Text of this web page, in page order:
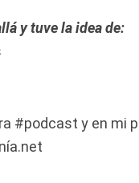
y tuve la idea de:
#podcast y en mi